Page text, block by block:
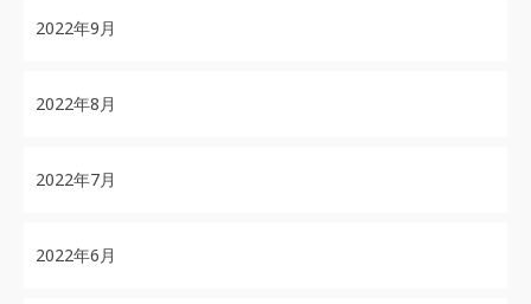
2022年9月
2022年8月
2022年7月
2022年6月